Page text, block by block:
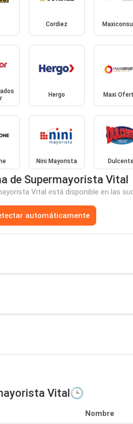
Cordiez
Hergo Maxi
Nini Mayorista
de Supermayorista Vital
Vital está disponible en las
automáticamente
Vital🕒
Nombre